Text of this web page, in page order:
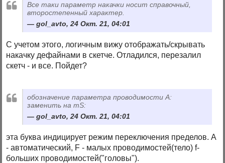
Все таки параметр накачки носит справочный,
второстепенный характер.
gol_avto, 24 Окт. 21, 04:01
С учетом этого, логичным вижу отображать/скрывать
накачку дефайнами в скетче. Отладился, перезалил
скетч - и все. Пойдет?
обозначение параметра проводимости А:
заменить на mS:
gol_avto, 24 Окт. 21, 04:01
эта буква индицирует режим переключения пределов. A
- автоматический, F - малых проводимостей(тело) f-
больших проводимостей("головы").